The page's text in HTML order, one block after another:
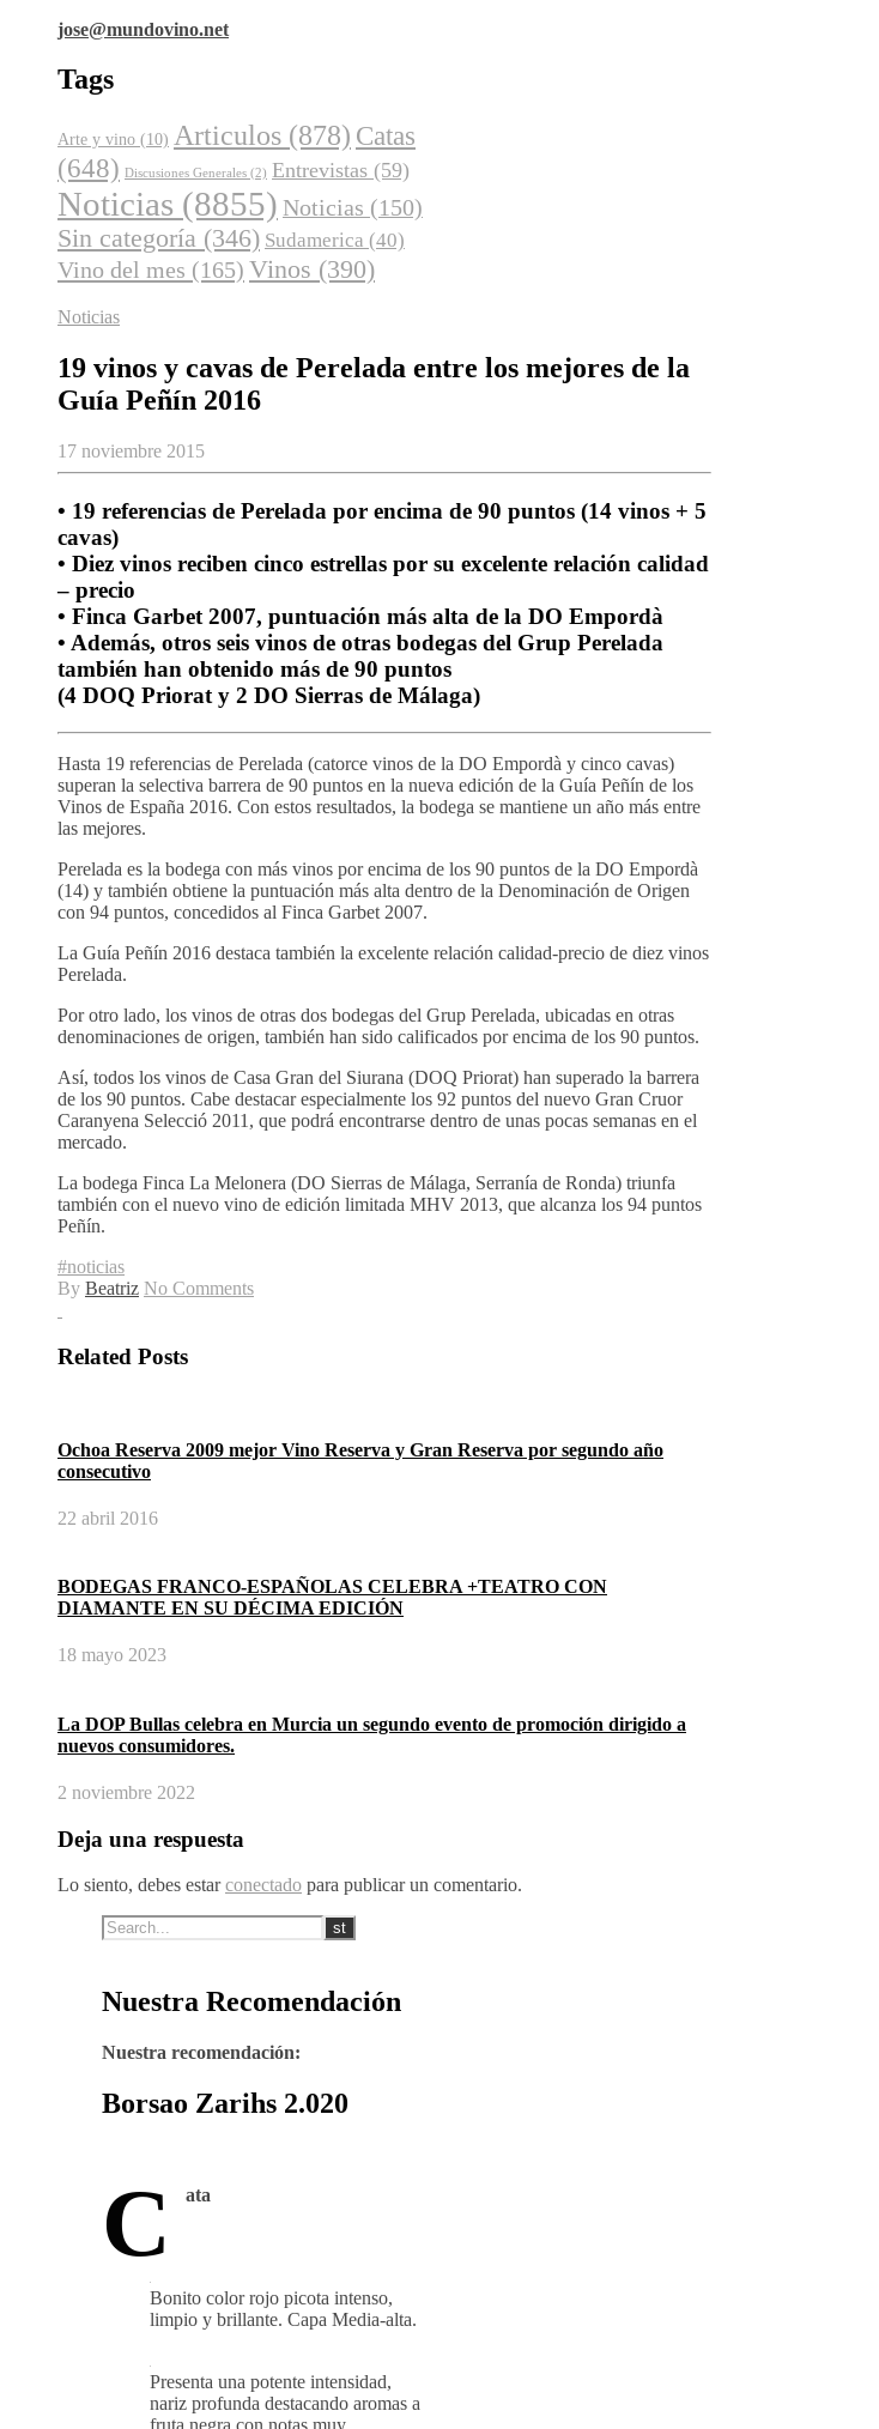
jose@mundovino.net
Tags
Arte y vino (10) Articulos (878) Catas
(648) Discusiones Generales (2) Entrevistas (59)
Noticias (8855) Noticias (150)
Sin categoría (346) Sudamerica (40)
Vino del mes (165) Vinos (390)
Noticias
19 vinos y cavas de Perelada entre los mejores de la
Guía Peñín 2016
17 noviembre 2015
• 19 referencias de Perelada por encima de 90 puntos (14 vinos + 5
cavas)
• Diez vinos reciben cinco estrellas por su excelente relación calidad
– precio
• Finca Garbet 2007, puntuación más alta de la DO Empordà
• Además, otros seis vinos de otras bodegas del Grup Perelada
también han obtenido más de 90 puntos
(4 DOQ Priorat y 2 DO Sierras de Málaga)
Hasta 19 referencias de Perelada (catorce vinos de la DO Empordà y cinco cavas)
superan la selectiva barrera de 90 puntos en la nueva edición de la Guía Peñín de los
Vinos de España 2016. Con estos resultados, la bodega se mantiene un año más entre
las mejores.
Perelada es la bodega con más vinos por encima de los 90 puntos de la DO Empordà
(14) y también obtiene la puntuación más alta dentro de la Denominación de Origen
con 94 puntos, concedidos al Finca Garbet 2007.
La Guía Peñín 2016 destaca también la excelente relación calidad-precio de diez vinos
Perelada.
Por otro lado, los vinos de otras dos bodegas del Grup Perelada, ubicadas en otras
denominaciones de origen, también han sido calificados por encima de los 90 puntos.
Así, todos los vinos de Casa Gran del Siurana (DOQ Priorat) han superado la barrera
de los 90 puntos. Cabe destacar especialmente los 92 puntos del nuevo Gran Cruor
Caranyena Selecció 2011, que podrá encontrarse dentro de unas pocas semanas en el
mercado.
La bodega Finca La Melonera (DO Sierras de Málaga, Serranía de Ronda) triunfa
también con el nuevo vino de edición limitada MHV 2013, que alcanza los 94 puntos
Peñín.
#noticias
By Beatriz No Comments
Related Posts
Ochoa Reserva 2009 mejor Vino Reserva y Gran Reserva por segundo año
consecutivo
22 abril 2016
BODEGAS FRANCO-ESPAÑOLAS CELEBRA +TEATRO CON
DIAMANTE EN SU DÉCIMA EDICIÓN
18 mayo 2023
La DOP Bullas celebra en Murcia un segundo evento de promoción dirigido a
nuevos consumidores.
2 noviembre 2022
Deja una respuesta
Lo siento, debes estarconectado para publicar un comentario.
Nuestra Recomendación
Nuestra recomendación:
Borsao Zarihs 2.020
C ata
Bonito color rojo picota intenso,
limpio y brillante. Capa Media-alta.
Presenta una potente intensidad,
nariz profunda destacando aromas a
fruta negra con notas muy